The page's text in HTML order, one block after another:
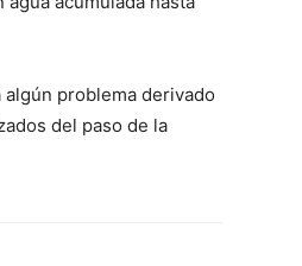
problema derivado
del paso de la